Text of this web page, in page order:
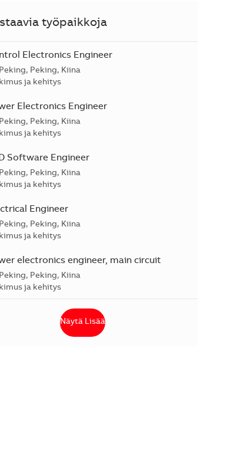
työpaikkoja
Electronics Engineer
Peking, Peking, Kiina
ja kehitys
Electronics Engineer
Peking, Peking, Kiina
ja kehitys
Software Engineer
Peking, Peking, Kiina
ja kehitys
Engineer
Peking, Peking, Kiina
ja kehitys
electronics engineer, main circuit
Peking, Peking, Kiina
ja kehitys
Näytä Lisää